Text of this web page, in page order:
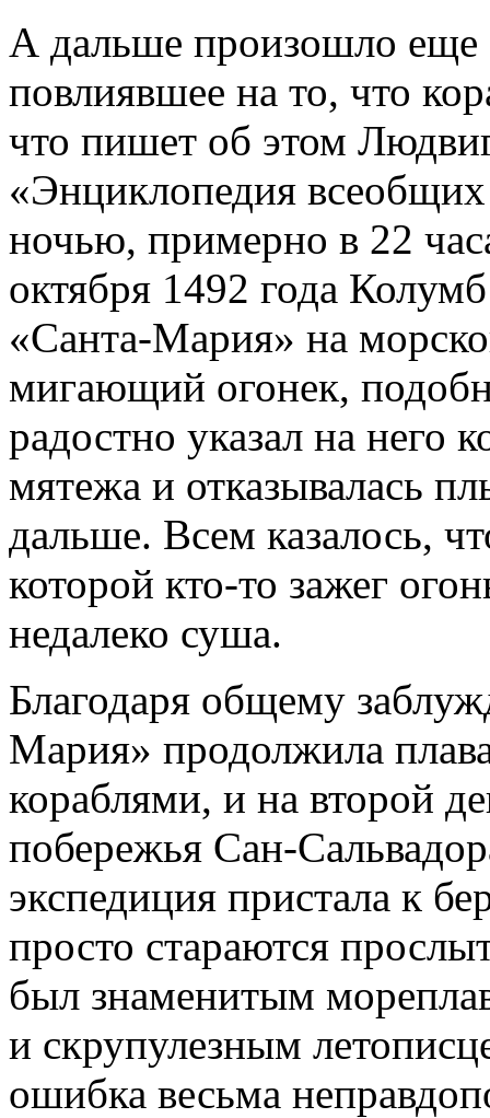
А дальше произошло еще
повлиявшее на то, что
что пишет об этом
«Энциклопедия
ночью, примерно в 22
октября 1492 года
«Санта-Мария» на
мигающий огонек,
радостно указал на него
мятежа и отказывалась
дальше. Всем казалось,
которой кто-то зажег
недалеко суша.
Благодаря общему
Мария» продолжила
кораблями, и на второй
побережья Сан-
экспедиция пристала к
просто стараются
был знаменитым
и скрупулезным
ошибка весьма